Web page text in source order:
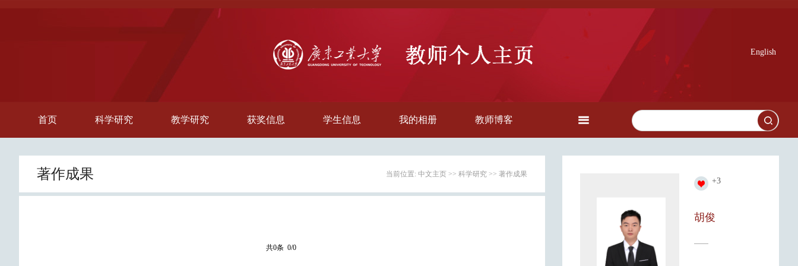
English
首页 科学研究 教学研究 获奖信息 学生信息 我的相册 教师博客
著作成果 当前位置: 中文主页 >> 科学研究 >> 著作成果
共0条 0/0
+3
胡俊